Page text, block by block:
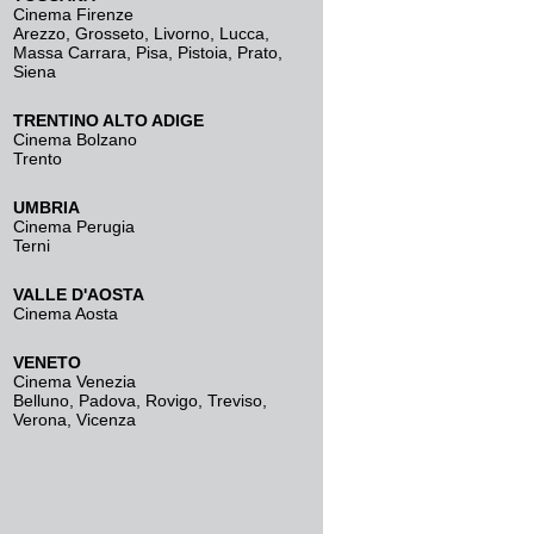
Cinema Firenze
Arezzo Grosseto Livorno Lucca
Massa Carrara
Pisa Pistoia Prato
Siena
TRENTINO ALTO ADIGE
Cinema Bolzano
Trento
UMBRIA
Cinema Perugia
Terni
VALLE D'AOSTA
Cinema Aosta
VENETO
Cinema Venezia
Belluno Padova Rovigo Treviso
Verona Vicenza